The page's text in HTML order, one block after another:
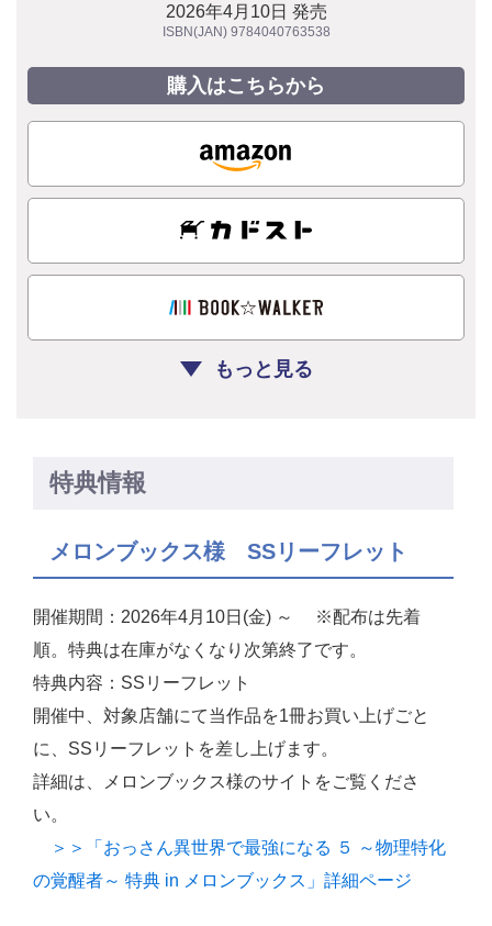
2026年4月10日 発売
ISBN(JAN) 9784040763538
購入はこちらから
もっと見る
特典情報
メロンブックス様 SSリーフレット
開催期間：2026年4月10日(金) ～ ※配布は先着
順。特典は在庫がなくなり次第終了です。
特典内容：SSリーフレット
開催中、対象店舗にて当作品を1冊お買い上げごと
に、SSリーフレットを差し上げます。
詳細は、メロンブックス様のサイトをご覧くださ
い。
＞＞「おっさん異世界で最強になる ５ ～物理特化
の覚醒者～ 特典 in メロンブックス」詳細ページ